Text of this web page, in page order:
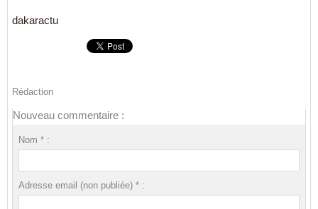
dakaractu
Rédaction
Nouveau commentaire :
Nom * :
Adresse email (non publiée) * :